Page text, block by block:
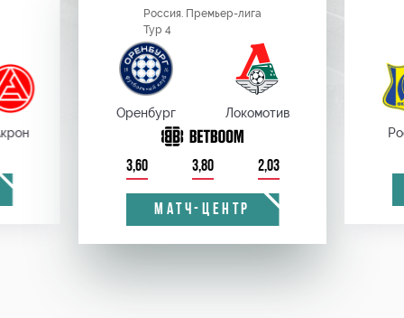
Россия. Премьер-лига
Тур 4
Оренбург Локомотив
3,60 3,80 2,03
МАТЧ-ЦЕНТР